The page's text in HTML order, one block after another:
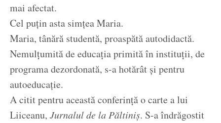
mai afectat.
Cel puțin asta simțea Maria.
Maria, tânără studentă, proaspătă autodidactă.
Nemulțumită de educația primită în instituții, de
programa dezordonată, s-a hotărât și pentru
autoeducație.
A citit pentru această conferință o carte a lui
Liiceanu, Jurnalul de la Păltiniș. S-a îndrăgostit